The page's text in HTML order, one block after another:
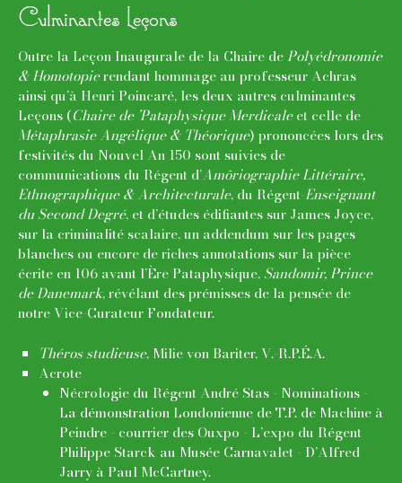
Culminantes Leçons
Outre la Leçon Inaugurale de la Chaire dePolyédronomie
& Homotopierendant hommage au professeur Achras
ainsi qu’à Henri Poincaré, les deux autres culminantes
Leçons (Chaire de ’Pataphysique Merdicaleet celle de
Métaphrasie Angélique & Théorique) prononcées lors des
festivités du Nouvel An 150 sont suivies de
communications du Régent d’Amôriographie Littéraire,
Ethnographique & Architecturale, du Régent-Enseignant
du Second Degré, et d’études édifiantes sur James Joyce,
sur la criminalité scalaire, un addendum sur les pages
blanches ou encore de riches annotations sur la pièce
écrite en 106 avant l’Ère Pataphysique, Sandomir, Prince
de Danemark, révélant des prémisses de la pensée de
notre Vice-Curateur Fondateur.
Théros studieuse, Milie von Bariter, V.-R.P.É.A.
Acrote
Nécrologie du Régent André Stas - Nominations -
La démonstration Londonienne de T.P. de Machine à
Peindre - courrier des Ouxpo - L’expo du Régent
Philippe Starck au Musée Carnavalet - D’Alfred
Jarry à Paul McCartney.